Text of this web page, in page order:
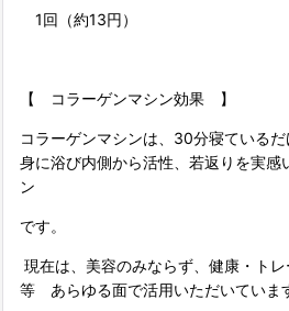
1回（約13円）
【 コラーゲンマシン効果 】
コラーゲンマシンは、30分寝ている
身に浴び内側から活性、若返りを実感
ン
です。
現在は、美容のみならず、健康・ト
等 あらゆる面で活用いただいていま